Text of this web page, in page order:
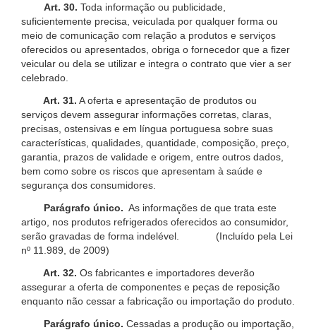
Art. 30. Toda informação ou publicidade,
suficientemente precisa, veiculada por qualquer forma ou
meio de comunicação com relação a produtos e serviços
oferecidos ou apresentados, obriga o fornecedor que a fizer
veicular ou dela se utilizar e integra o contrato que vier a ser
celebrado.
Art. 31. A oferta e apresentação de produtos ou
serviços devem assegurar informações corretas, claras,
precisas, ostensivas e em língua portuguesa sobre suas
características, qualidades, quantidade, composição, preço,
garantia, prazos de validade e origem, entre outros dados,
bem como sobre os riscos que apresentam à saúde e
segurança dos consumidores.
Parágrafo único. As informações de que trata este
artigo, nos produtos refrigerados oferecidos ao consumidor,
serão gravadas de forma indelével. (Incluído pela Lei
nº 11.989, de 2009)
Art. 32. Os fabricantes e importadores deverão
assegurar a oferta de componentes e peças de reposição
enquanto não cessar a fabricação ou importação do produto.
Parágrafo único. Cessadas a produção ou importação,